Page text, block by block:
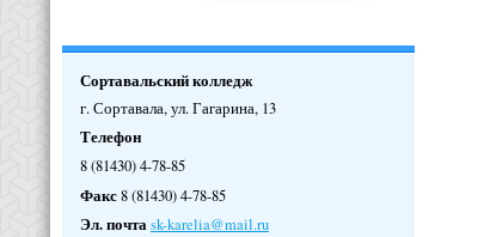
Сортавальский колледж
г. Сортавала, ул. Гагарина, 13
Телефон
8 (81430) 4-78-85
Факс8 (81430) 4-78-85
Эл. почтаsk-karelia@mail.ru